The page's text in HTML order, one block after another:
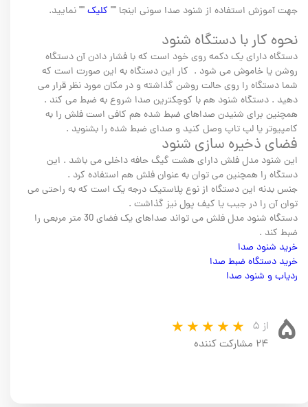
جهت آموزش استفاده از شنود صدا سونی اینجا "" کلیک"" نمایید.
نحوه کار با دستگاه شنود
دستگاه دارای یک دکمه روی خود است که با فشار دادن آن دستگاه
روشن یا خاموش می شود . کار این دستگاه به این صورت است که
شما دستگاه را روی حالت روشن گذاشته و در مکان مورد نظر قرار می
دهید . دستگاه شنود هم با کوچکترین صدا شروع به ضبط می کند .
همچنین برای شنیدن صداهای ضبط شده هم کافی است فلش را به
کامپیوتر یا لپ تاپ وصل کنید و صدای ضبط شده را بشنوید .
فضای ذخیره سازی شنود
این شنود مدل فلش دارای هشت گیگ حافه داخلی می باشد . این
دستگاه را همچنین می توان به عنوان فلش هم استفاده کرد .
جنس بدنه این دستگاه از نوع پلاستیک درجه یک است که به راحتی می
توان آن را در جیب یا کیف پول نیز گذاشت .
دستگاه شنود مدل فلش می تواند صداهای یک فضای 30 متر مربعی را
ضبط کند .
خرید شنود صدا
خرید دستگاه ضبط صدا
ردیاب و شنود صدا
۵
از ۵
۲۴ مشارکت کننده